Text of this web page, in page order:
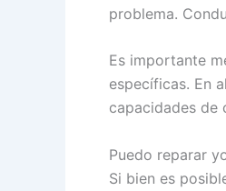
problema.
Es importante
específicas. En
capacidades de
Puedo reparar
Si bien es